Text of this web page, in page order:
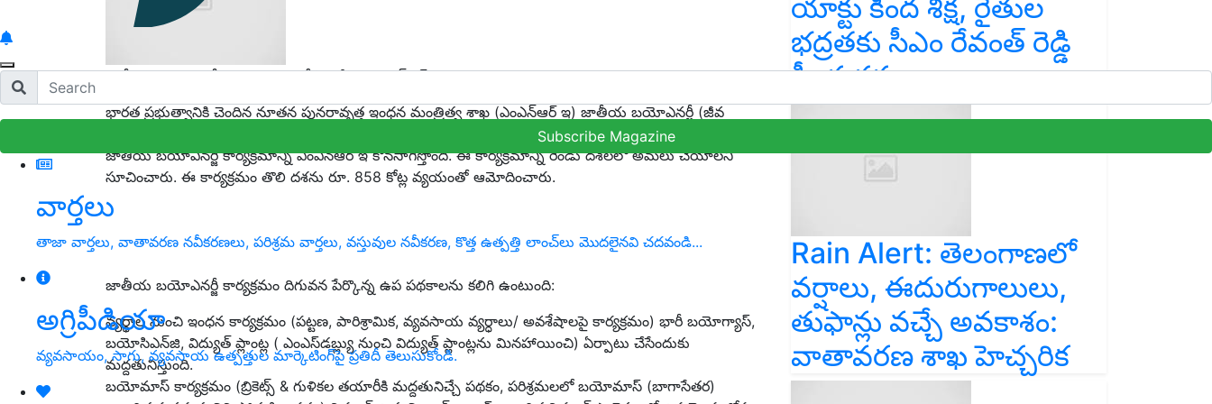
Subscribe Magazine
వార్తలు
తాజా వార్తలు, వాతావరణ నవీకరణలు, పరిశ్రమ వార్తలు, వస్తువుల నవీకరణ, కొత్త ఉత్పత్తి లాంచ్‌లు మొదలైనవి చదవండి...
అగ్రిపీడియా
వ్యవసాయం, సాగు, వ్యవసాయ ఉత్పత్తుల మార్కెటింగ్‌పై ప్రతిదీ తెలుసుకోండి.
జాతీయ బ‌యోఎన‌ర్జీ కార్య‌క్ర‌మాన్ని నోటిఫై చేసిన ఎంఎన్ఆర్ఇ
భార‌త ప్ర‌భుత్వానికి చెందిన నూత‌న పున‌రావృత్త ఇంధ‌న మంత్రిత్వ శాఖ (ఎంఎన్ఆర్ ఇ) జాతీయ బ‌యోఎన‌ర్జీ (జీవ
ఇంధ‌న‌) కార్యక్ర‌మాన్ని 2 న‌వంబ‌ర్ 2022న ప్ర‌క‌టించింది. ఆర్థిక సంవ‌త్సరం 2021-22 నుంచి 2025-26 వ‌ర‌కు ఈ
జాతీయ బ‌యోఎన‌ర్జీ కార్య‌క్ర‌మాన్ని ఎంఎన్ఆర్ ఇ కొన‌సాగిస్తోంది. ఈ కార్య‌క్ర‌మాన్ని రెండు ద‌శ‌ల‌లో అమ‌లు చేయాల‌ని
సూచించారు. ఈ కార్య‌క్ర‌మం తొలి ద‌శను రూ. 858 కోట్ల వ్య‌యంతో ఆమోదించారు.
జాతీయ బ‌యోఎన‌ర్జీ కార్య‌క్ర‌మం దిగువ‌న పేర్కొన్న ఉప ప‌థ‌కాల‌ను క‌లిగి ఉంటుంది:
వ్య‌ర్ధాల నుంచి ఇంధ‌న కార్య‌క్ర‌మం (ప‌ట్ట‌ణ‌, పారిశ్రామిక, వ్య‌వ‌సాయ వ్య‌ర్ధాలు/ అవ‌శేషాల‌పై కార్య‌క్ర‌మం) భారీ బ‌యోగ్యాస్,
బ‌యోసిఎన్‌జి, విద్యుత్ ప్లాంట్ల ( ఎంఎస్‌డ‌బ్ల్యు నుంచి విద్యుత్ ప్లాంట్ల‌ను మిన‌హాయించి) ఏర్పాటు చేసేందుకు
మ‌ద్ద‌తునిస్తుంది.
బ‌యోమాస్ కార్య‌క్ర‌మం (బ్రికెట్స్ & గుళిక‌ల త‌యారీకి మ‌ద్ద‌తునిచ్చే ప‌థ‌కం, ప‌రిశ్ర‌మ‌ల‌లో బ‌యోమాస్ (బాగాసేత‌ర)
యాక్టు కింద శిక్ష, రైతుల
భద్రతకు సీఎం రేవంత్ రెడ్డి
కీలక చర్యలు
Rain Alert: తెలంగాణలో
వర్షాలు, ఈదురుగాలులు,
తుఫాన్లు వచ్చే అవకాశం:
వాతావరణ శాఖ హెచ్చరిక